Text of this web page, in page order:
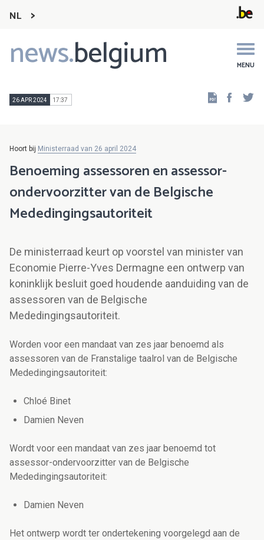
NL
news.belgium MENU
Main
navigation
26 APR 2024 17:37
Hoort bij Ministerraad van 26 april 2024
Benoeming assessoren en assessor-
ondervoorzitter van de Belgische
Mededingingsautoriteit
De ministerraad keurt op voorstel van minister van
Economie Pierre-Yves Dermagne een ontwerp van
koninklijk besluit goed houdende aanduiding van de
assessoren van de Belgische
Mededingingsautoriteit.
Worden voor een mandaat van zes jaar benoemd als
assessoren van de Franstalige taalrol van de Belgische
Mededingingsautoriteit:
Chloé Binet
Damien Neven
Wordt voor een mandaat van zes jaar benoemd tot
assessor-ondervoorzitter van de Belgische
Mededingingsautoriteit:
Damien Neven
Het ontwerp wordt ter ondertekening voorgelegd aan de